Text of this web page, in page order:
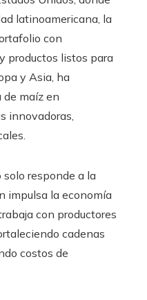
latinoamericana, la
con
productos listos para
y Asia, ha
de maíz en
innovadoras,
responde a la
impulsa la economía
con productores
cadenas
costos de